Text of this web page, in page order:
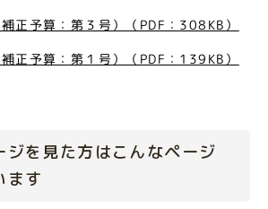
正予算：第３号）（PDF：308KB）
正予算：第１号）（PDF：139KB）
ジを見た方はこんなページ
ます